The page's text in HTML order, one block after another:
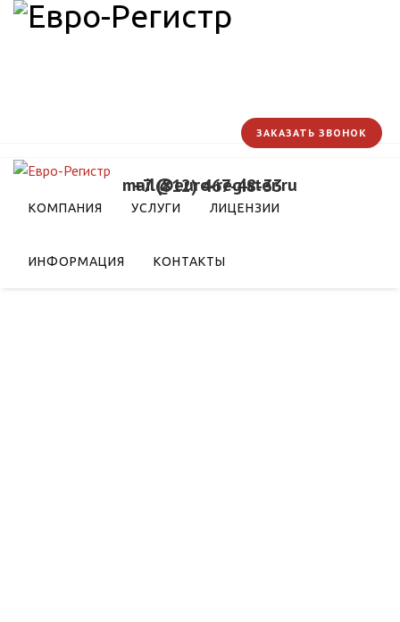
+7 (812) 467-48-33
mail@euro-register.ru
ЗАКАЗАТЬ ЗВОНОК
КОМПАНИЯ УСЛУГИ ЛИЦЕНЗИИ
ИНФОРМАЦИЯ КОНТАКТЫ
развития аграрного